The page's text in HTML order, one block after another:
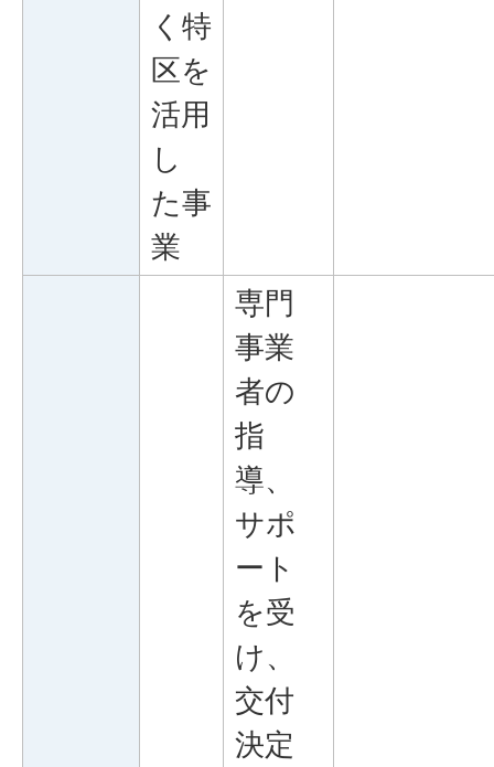
く特
区を
活用
し
た事
業
専門
事業
者の
指
導、
サポ
ート
を受
け、
交付
決定